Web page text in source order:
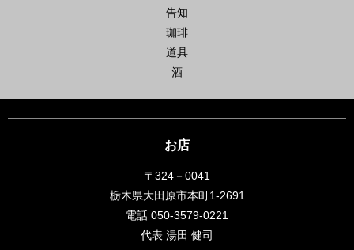
告知
珈琲
道具
酒
お店
〒324－0041
栃木県大田原市本町1-2691
電話 050-3579-0221
代表 湯田 健司